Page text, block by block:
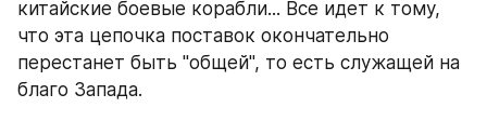
китайские боевые корабли... Все идет к тому,
что эта цепочка поставок окончательно
перестанет быть "общей", то есть служащей на
благо Запада.